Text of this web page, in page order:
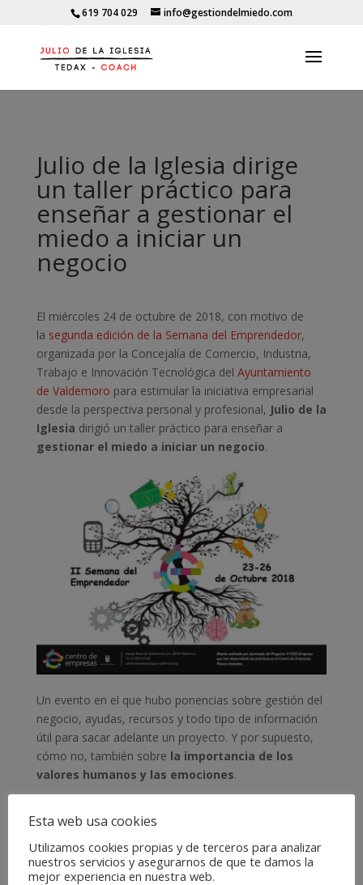
619 704 029 info@gestiondelmiedo.com
Julio de la Iglesia dirige
un taller práctico para
enseñar a gestionar el
miedo a iniciar un
negocio
El miércoles 24 de octubre de 2018, con motivo de
la segunda edición de la Semana del Emprendedor,
organizada por la Concejalía de Comercio, Industria,
Trabajo e Innovación Tecnológica del Ayuntamiento
de Valdemoro para estimular la iniciativa empresarial
desde la perspectiva personal y profesional, Julio de la
Iglesia dirigió un taller práctico para enseñar a
gestionar el miedo a iniciar un negocio.
Un evento en el que hubo ponencias sobre gestión del
negocio, ayudas, recursos y todo tipo de información
útil para sacar adelante un proyecto. Y por supuesto,
cómo no, también sobre la importancia de los
valores humanos y las emociones.
Esta web usa cookies
Utilizamos cookies propias y de terceros para analizar
nuestros servicios y asegurarnos de que te damos la
mejor experiencia en nuestra web.